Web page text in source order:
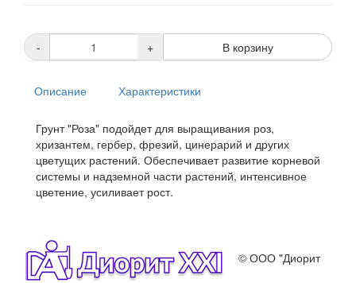
- + В корзину
Описание Характеристики
Грунт "Роза" подойдет для выращивания роз,
хризантем, гербер, фрезий, цинерарий и других
цветущих растений. Обеспечивает развитие корневой
системы и надземной части растений, интенсивное
цветение, усиливает рост.
© ООО "Диорит